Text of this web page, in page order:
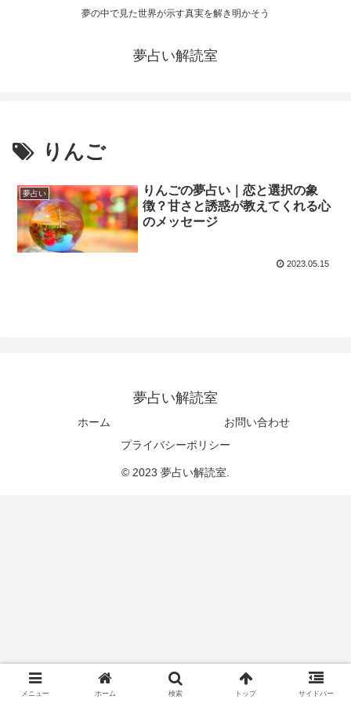
夢の中で見た世界が示す真実を解き明かそう
夢占い解読室
りんご
夢占い
りんごの夢占い｜恋と選択の象
徴？甘さと誘惑が教えてくれる心
のメッセージ
2023.05.15
夢占い解読室
ホーム
お問い合わせ
プライバシーポリシー
© 2023 夢占い解読室.
メニュー ホーム 検索 トップ サイドバー